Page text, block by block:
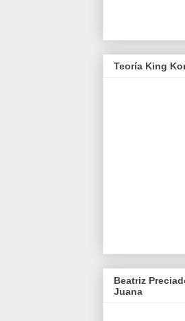
Teoría King
Beatriz
Juana